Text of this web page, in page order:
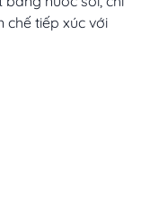
chế tiếp xúc với